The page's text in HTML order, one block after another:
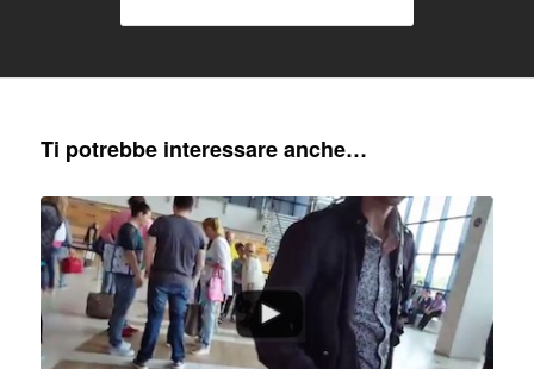
Ti potrebbe interessare anche…